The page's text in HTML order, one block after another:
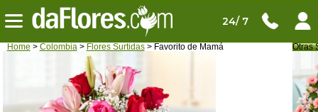
24/ 7
Home > Colombia> Flores Surtidas> Favorito de Mamá Otras